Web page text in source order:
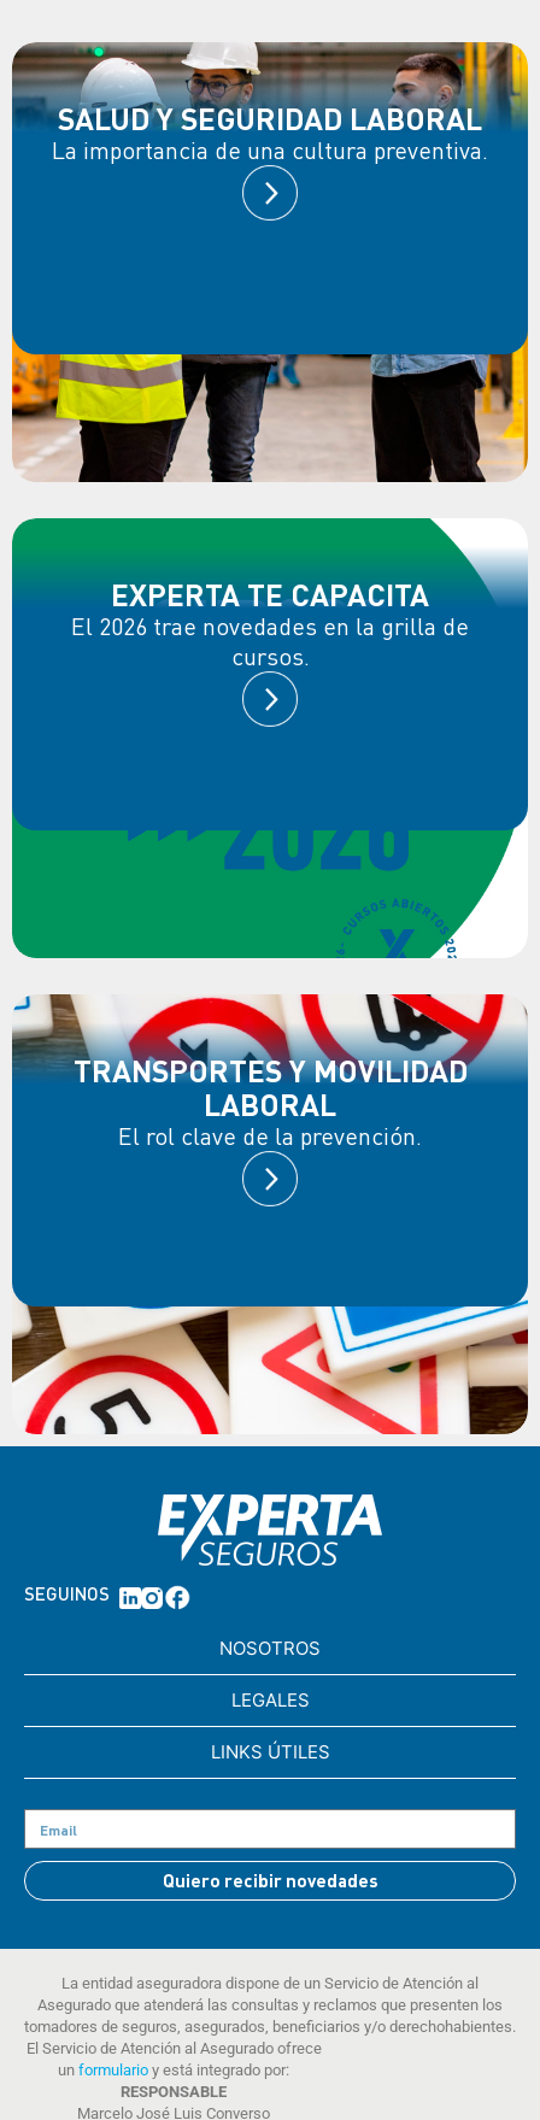
SALUD Y SEGURIDAD LABORAL
La importancia de una cultura preventiva.
EXPERTA TE CAPACITA
El 2026 trae novedades en la grilla de
cursos.
TRANSPORTES Y MOVILIDAD
LABORAL
El rol clave de la prevención.
SEGUINOS
NOSOTROS
LEGALES
LINKS ÚTILES
Quiero recibir novedades
La entidad aseguradora dispone de un Servicio de Atención al
Asegurado que atenderá las consultas y reclamos que presenten los
tomadores de seguros, asegurados, beneficiarios y/o derechohabientes.
El Servicio de Atención al Asegurado ofrece
un formulario y está integrado por:
RESPONSABLE
Marcelo José Luis Converso